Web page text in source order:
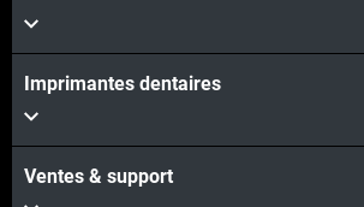
Imprimantes dentaires
Ventes & support